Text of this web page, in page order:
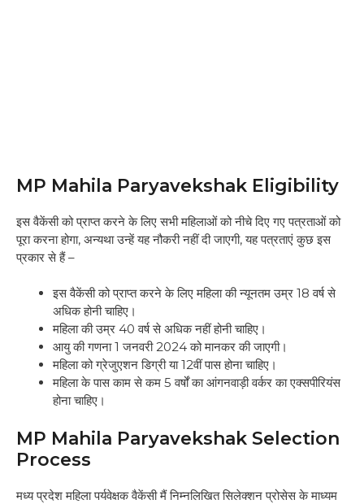
MP Mahila Paryavekshak Eligibility
इस वैकेंसी को प्राप्त करने के लिए सभी महिलाओं को नीचे दिए गए पत्रताओं को
पूरा करना होगा, अन्यथा उन्हें यह नौकरी नहीं दी जाएगी, यह पत्रताएं कुछ इस
प्रकार से हैं –
इस वैकेंसी को प्राप्त करने के लिए महिला की न्यूनतम उम्र 18 वर्ष से
अधिक होनी चाहिए।
महिला की उम्र 40 वर्ष से अधिक नहीं होनी चाहिए।
आयु की गणना 1 जनवरी 2024 को मानकर की जाएगी।
महिला को ग्रेजुएशन डिग्री या 12वीं पास होना चाहिए।
महिला के पास काम से कम 5 वर्षों का आंगनवाड़ी वर्कर का एक्सपीरियंस
होना चाहिए।
MP Mahila Paryavekshak Selection
Process
मध्य प्रदेश महिला पर्यवेक्षक वैकेंसी मैं निम्नलिखित सिलेक्शन प्रोसेस के माध्यम